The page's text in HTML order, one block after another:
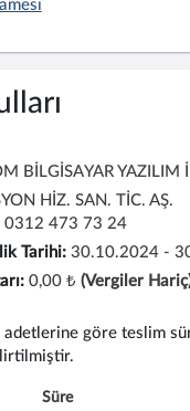
BİLGİSAYAR YAZILIM
HİZ. SAN. TİC. AŞ.
0312 473 73 24
Tarihi: 30.10.2024 -
0,00 ₺(Vergiler
adetlerine göre teslim
Süre